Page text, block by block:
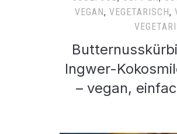
VEGAN, VEGETARISCH,
Ingwer-
– vegan,